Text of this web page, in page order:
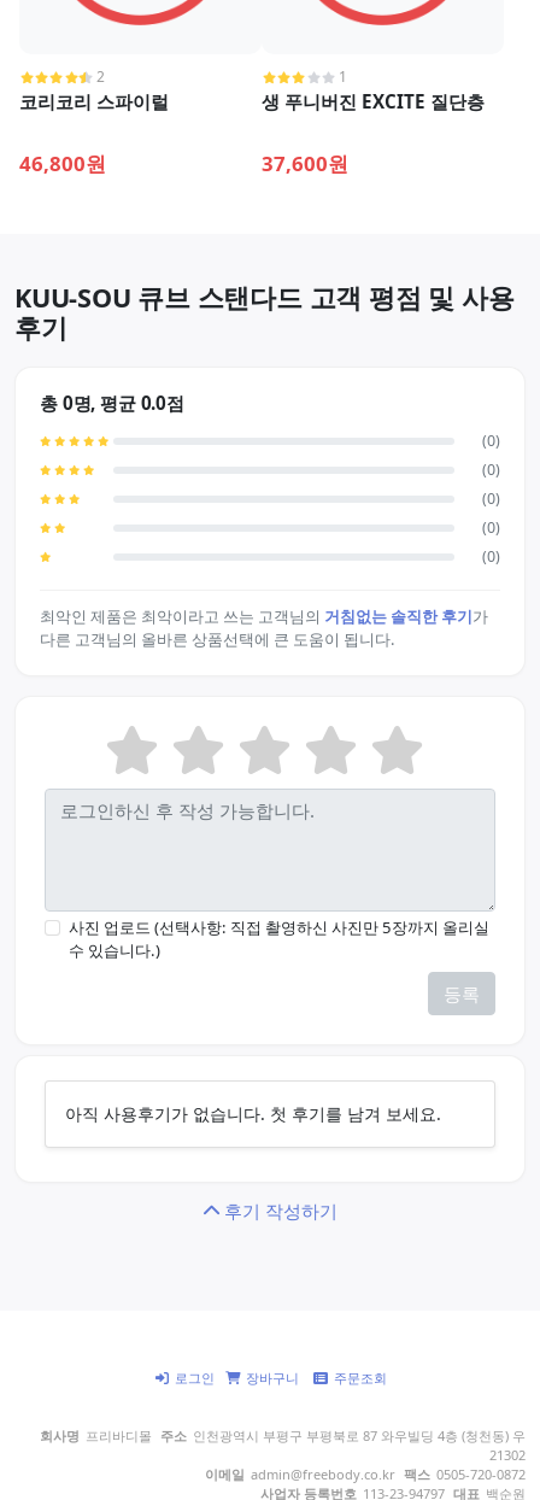
2
코리코리 스파이럴
46,800원
1
생 푸니버진 EXCITE 질단층
37,600원
KUU-SOU 큐브 스탠다드 고객 평점 및 사용
후기
총 0명, 평균 0.0점
(0)
(0)
(0)
(0)
(0)
최악인 제품은 최악이라고 쓰는 고객님의 거침없는 솔직한 후기가
다른 고객님의 올바른 상품선택에 큰 도움이 됩니다.
사진 업로드 (선택사항: 직접 촬영하신 사진만 5장까지 올리실
수 있습니다.)
등록
아직 사용후기가 없습니다. 첫 후기를 남겨 보세요.
후기 작성하기
로그인 장바구니 주문조회
회사명 프리바디몰 주소 인천광역시 부평구 부평북로 87 와우빌딩 4층 (청천동) 우
21302
이메일 admin@freebody.co.kr 팩스 0505-720-0872
사업자 등록번호 113-23-94797 대표 백순원